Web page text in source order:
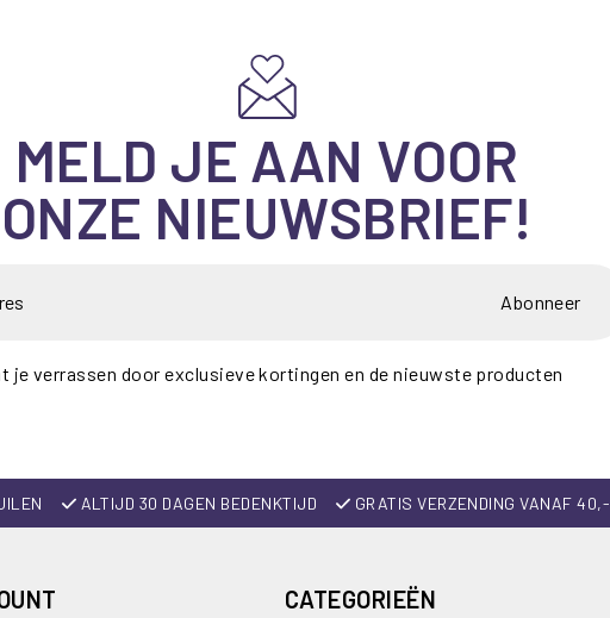
MELD JE AAN VOOR
ONZE NIEUWSBRIEF!
Abonneer
je verrassen door exclusieve kortingen en de nieuwste producten
ALTIJD 30 DAGEN BEDENKTIJD GRATIS VERZENDING VANAF 40,-
CATEGORIEËN